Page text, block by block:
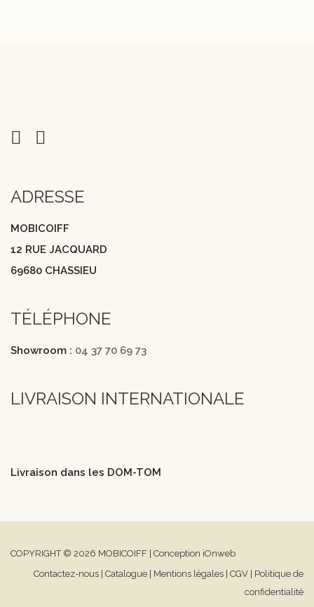
ADRESSE
MOBICOIFF
12 RUE JACQUARD
69680 CHASSIEU
TÉLÉPHONE
Showroom : 04 37 70 69 73
LIVRAISON INTERNATIONALE
Livraison dans les DOM-TOM
COPYRIGHT © 2026 MOBICOIFF | Conception iOnweb
Contactez-nous Catalogue Mentions légales CGV
Politique de
confidentialité